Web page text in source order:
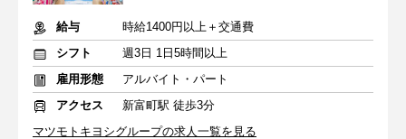
給与
時給1400円以上＋交通費
シフト
週3日 1日5時間以上
雇用形態
アルバイト・パート
アクセス
新富町駅 徒歩3分
マツモトキヨシグループの求人一覧を見る